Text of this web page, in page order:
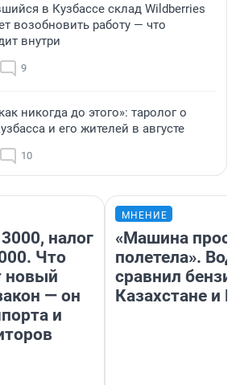
в Кузбассе склад Wildberries
возобновить работу — что
внутри
9
никогда до этого»: таролог о
и его жителей в августе
10
налог
Что
новый
— он
и
МНЕНИЕ
«Машина
полетела».
сравнил
Казахстане и